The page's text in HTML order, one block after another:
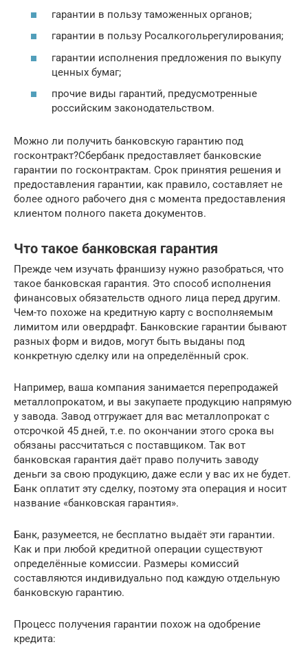
гарантии в пользу таможенных органов;
гарантии в пользу Росалкогольрегулирования;
гарантии исполнения предложения по выкупу
ценных бумаг;
прочие виды гарантий, предусмотренные
российским законодательством.
Можно ли получить банковскую гарантию под
госконтракт?Сбербанк предоставляет банковские
гарантии по госконтрактам. Срок принятия решения и
предоставления гарантии, как правило, составляет не
более одного рабочего дня с момента предоставления
клиентом полного пакета документов.
Что такое банковская гарантия
Прежде чем изучать франшизу нужно разобраться, что
такое банковская гарантия. Это способ исполнения
финансовых обязательств одного лица перед другим.
Чем-то похоже на кредитную карту с восполняемым
лимитом или овердрафт. Банковские гарантии бывают
разных форм и видов, могут быть выданы под
конкретную сделку или на определённый срок.
Например, ваша компания занимается перепродажей
металлопрокатом, и вы закупаете продукцию напрямую
у завода. Завод отгружает для вас металлопрокат с
отсрочкой 45 дней, т.е. по окончании этого срока вы
обязаны рассчитаться с поставщиком. Так вот
банковская гарантия даёт право получить заводу
деньги за свою продукцию, даже если у вас их не будет.
Банк оплатит эту сделку, поэтому эта операция и носит
название «банковская гарантия».
Банк, разумеется, не бесплатно выдаёт эти гарантии.
Как и при любой кредитной операции существуют
определённые комиссии. Размеры комиссий
составляются индивидуально под каждую отдельную
банковскую гарантию.
Процесс получения гарантии похож на одобрение
кредита: